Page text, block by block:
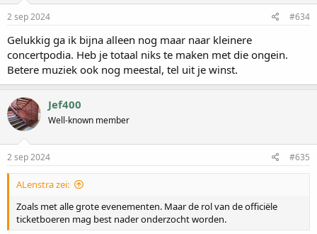
2 sep 2024 #634
Gelukkig ga ik bijna alleen nog maar naar kleinere
concertpodia. Heb je totaal niks te maken met die ongein.
Betere muziek ook nog meestal, tel uit je winst.
Jef400
Well-known member
2 sep 2024 #635
ALenstra zei:
Zoals met alle grote evenementen. Maar de rol van de officiële
ticketboeren mag best nader onderzocht worden.